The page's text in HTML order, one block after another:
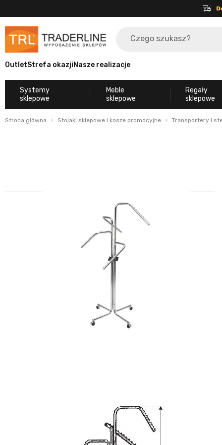
OutletStrefa okazjiNasze realizacje
Systemy
sklepowe
Meble
sklepowe
Regały
sklepowe
Strona główna Stojaki sklepowe i kosze promocyjne Transportery i